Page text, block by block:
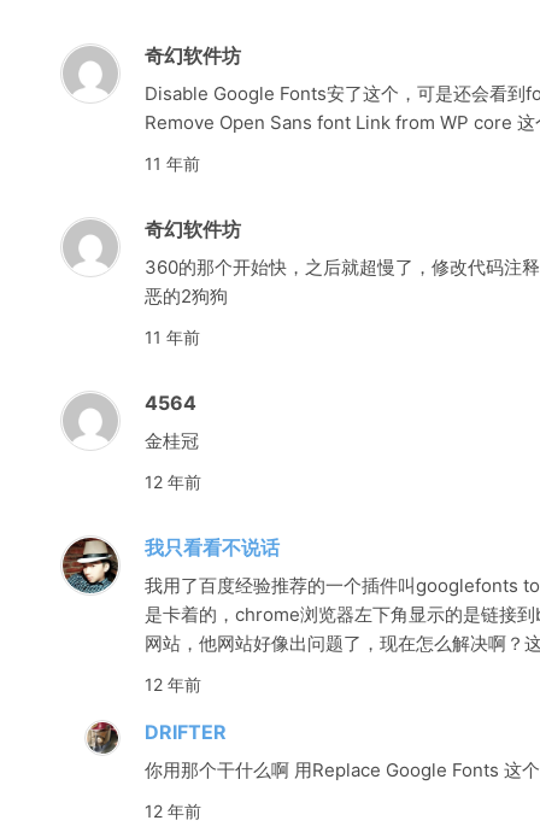
奇幻软件坊
Disable Google Fonts安了这个，可是还会看到
Remove Open Sans font Link from WP core
11 年前
奇幻软件坊
360的那个开始快，之后就超慢了，修改代码注
恶的2狗狗
11 年前
4564
金桂冠
12 年前
我只看看不说话
我用了百度经验推荐的一个插件叫googlefonts
是卡着的，chrome浏览器左下角显示的是链接
网站，他网站好像出问题了，现在怎么解决啊？
12 年前
DRIFTER
你用那个干什么啊 用Replace Google Fonts 这个
12 年前